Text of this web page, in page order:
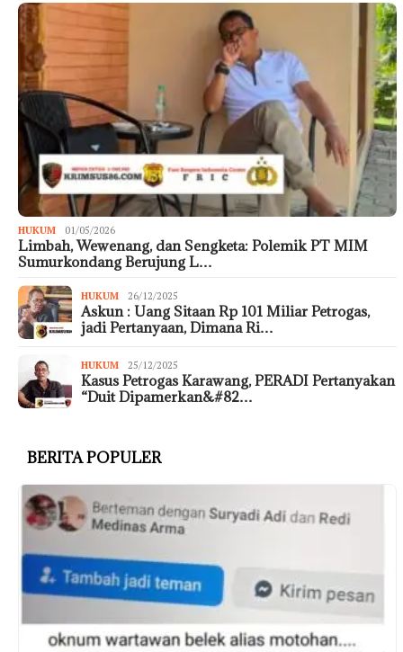
HUKUM 01/05/2026
Limbah, Wewenang, dan Sengketa: Polemik PT MIM
Sumurkondang Berujung L…
HUKUM 26/12/2025
Askun : Uang Sitaan Rp 101 Miliar Petrogas,
jadi Pertanyaan, Dimana Ri…
HUKUM 25/12/2025
Kasus Petrogas Karawang, PERADI Pertanyakan
“Duit Dipamerkan&#82…
BERITA POPULER